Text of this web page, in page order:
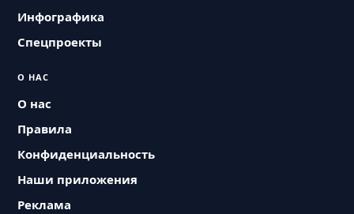
Инфографика
Спецпроекты
О НАС
О нас
Правила
Конфиденциальность
Наши приложения
Реклама